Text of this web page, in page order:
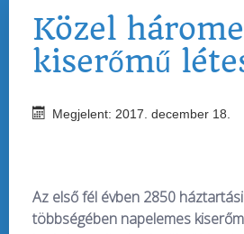
Közel
kiserőmű
Megjelent: 2017. december 18.
Az első fél évben 2850
többségében napelemes